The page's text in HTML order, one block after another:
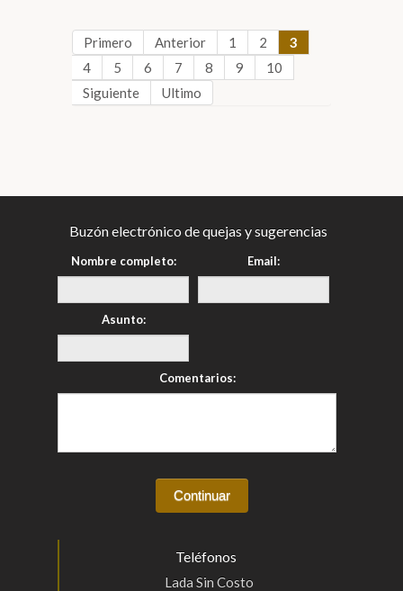
Primero Anterior 1 2
3
4
5 6 7 8 9
10
Siguiente
Ultimo
Buzón electrónico de quejas y sugerencias
Nombre completo: Email:
Asunto:
Comentarios:
Teléfonos
Lada Sin Costo